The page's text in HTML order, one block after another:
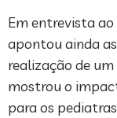
Em entrevista
apontou ainda
realização de
mostrou o
para os